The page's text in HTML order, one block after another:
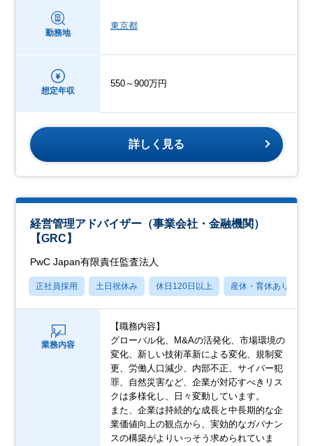
勤務地
東京都
想定年収
550～900万円
詳しく見る
経営管理アドバイザー（事業会社・金融機関）
【GRC】
PwC Japan有限責任監査法人
正社員採用 土日祝休み 休日120日以上 産休・育休あり
業務内容
【職務内容】
グローバル化、M&Aの活発化、市場環境の
変化、新しい技術革新による変化、規制変
更、労働人口減少、内部不正、サイバー犯
罪、自然災害など、企業が対応すべきリス
クは多様化し、日々変動しています。
また、企業は持続的な成長と中長期的な企
業価値向上の観点から、実効的なガバナン
スの構築がよりいっそう求められていま